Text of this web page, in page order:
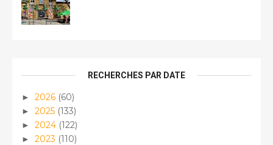
RECHERCHES PAR DATE
► 2026 (60)
► 2025 (133)
► 2024 (122)
► 2023 (110)